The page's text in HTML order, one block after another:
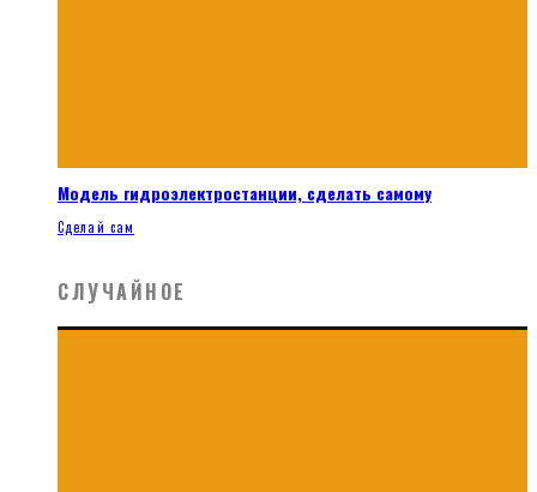
Модель гидроэлектростанции, сделать самому
Сделай сам
СЛУЧАЙНОЕ